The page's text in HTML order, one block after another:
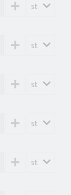
PLUSst
PLUSst
PLUSst
PLUSst
PLUSst